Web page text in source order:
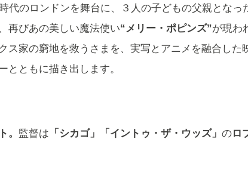
代のロンドンを舞台に、３人の子どもの父親となっ
再びあの美しい魔法使い“メリー・ポピンズ”が現わ
ス家の窮地を救うさまを、実写とアニメを融合した
とともに描き出します。
。 監督は 「シカゴ」「イントゥ・ザ・ウッズ」 のロ